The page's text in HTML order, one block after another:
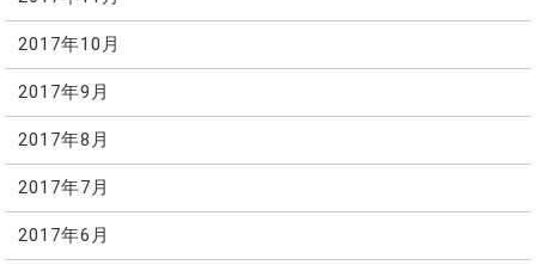
2017年10月
2017年9月
2017年8月
2017年7月
2017年6月